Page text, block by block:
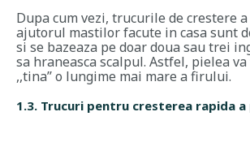
Dupa cum vezi, trucurile de crestere
ajutorul mastilor facute in casa sunt
si se bazeaza pe doar doua sau trei
sa hraneasca scalpul. Astfel, pielea
,,tina’’ o lungime mai mare a firului.
1.3. Trucuri pentru cresterea rapida a